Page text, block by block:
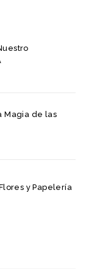
Magia de las
y Papelería